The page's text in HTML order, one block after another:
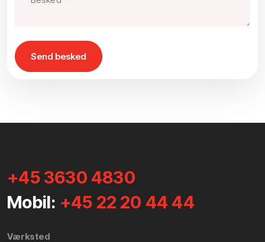
+45 3630 4830
Mobil: +45 22 20 44 44
Værksted